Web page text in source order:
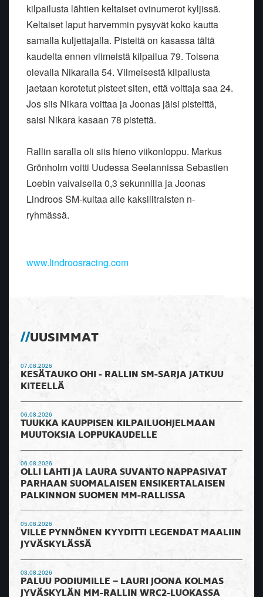
kilpailusta lähtien keltaiset ovinumerot kyljissä.
Keltaiset laput harvemmin pysyvät koko kautta
samalla kuljettajalla. Pisteitä on kasassa tältä
kaudelta ennen viimeistä kilpailua 79. Toisena
olevalla Nikaralla 54. Viimeisestä kilpailusta
jaetaan korotetut pisteet siten, että voittaja saa 24.
Jos siis Nikara voittaa ja Joonas jäisi pisteittä,
saisi Nikara kasaan 78 pistettä.
Rallin saralla oli siis hieno viikonloppu. Markus
Grönholm voitti Uudessa Seelannissa Sebastien
Loebin vaivaisella 0,3 sekunnilla ja Joonas
Lindroos SM-kultaa alle kaksilitraisten n-
ryhmässä.
www.lindroosracing.com
UUSIMMAT
07.08.2026
KESÄTAUKO OHI - RALLIN SM-SARJA JATKUU
KITEELLÄ
06.08.2026
TUUKKA KAUPPISEN KILPAILUOHJELMAAN
MUUTOKSIA LOPPUKAUDELLE
06.08.2026
OLLI LAHTI JA LAURA SUVANTO NAPPASIVAT
PARHAAN SUOMALAISEN ENSIKERTALAISEN
PALKINNON SUOMEN MM-RALLISSA
05.08.2026
VILLE PYNNÖNEN KYYDITTI LEGENDAT MAALIIN
JYVÄSKYLÄSSÄ
03.08.2026
PALUU PODIUMILLE – LAURI JOONA KOLMAS
JYVÄSKYLÄN MM-RALLIN WRC2-LUOKASSA